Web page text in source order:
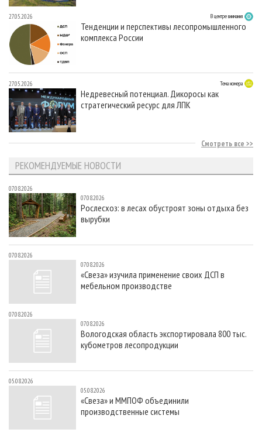
27.05.2026 В центре внимания
Тенденции и перспективы лесопромышленного
комплекса России
27.05.2026 Тема номера
Недревесный потенциал. Дикоросы как
стратегический ресурс для ЛПК
Смотреть все
РЕКОМЕНДУЕМЫЕ НОВОСТИ
07.08.2026
07.08.2026
Рослесхоз: в лесах обустроят зоны отдыха без
вырубки
07.08.2026
07.08.2026
«Свеза» изучила применение своих ДСП в
мебельном производстве
07.08.2026
07.08.2026
Вологодская область экспортировала 800 тыс.
кубометров лесопродукции
05.08.2026
05.08.2026
«Свеза» и ММПОФ объединили
производственные системы